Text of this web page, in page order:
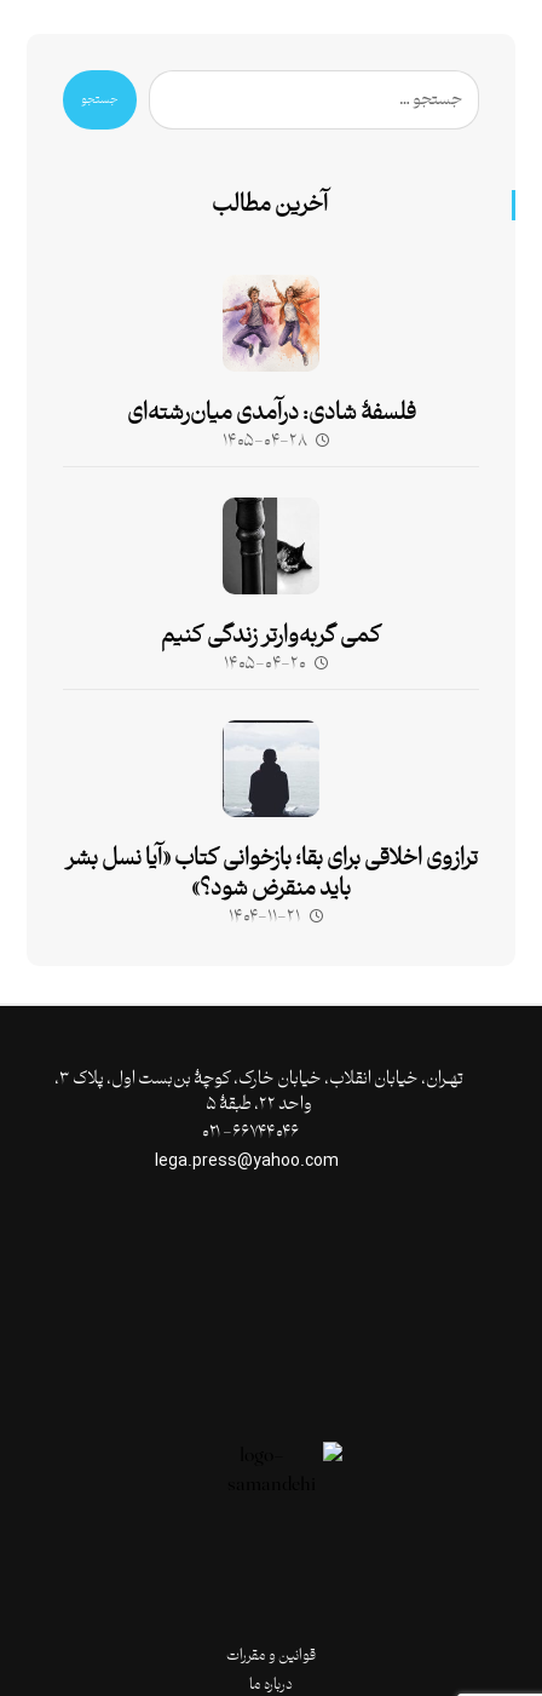
جستجو
آخرین مطالب
فلسفۀ شادی: درآمدی میان‌رشته‌ای
۱۴۰۵-۰۴-۲۸
کمی گربه‌وارتر زندگی کنیم
۱۴۰۵-۰۴-۲۰
ترازوی اخلاقی برای بقا؛ بازخوانی کتاب «آیا نسل بشر
باید منقرض شود؟»
۱۴۰۴-۱۱-۲۱
تهـران،‌ خیابان انقلاب، خیابان خارک، کوچۀ بن‌بست اول، پلاک ۳،
واحد ۲۲، طبقۀ ۵
قوانین و مقررات
درباره ما